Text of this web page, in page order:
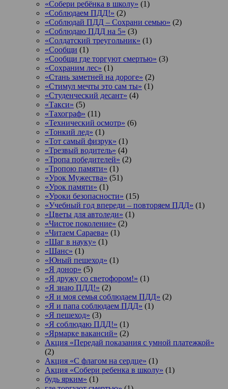
«Собери ребёнка в школу» (1)
«Соблюдаем ПДД!» (2)
«Соблюдай ПДД – Сохрани семью» (2)
«Соблюдаю ПДД на 5» (3)
«Солдатский треугольник» (1)
«Сообщи (1)
«Сообщи где торгуют смертью» (3)
«Сохраним лес» (1)
«Стань заметней на дороге» (2)
«Стимул мечты это сам ты» (1)
«Студенческий десант» (4)
«Такси» (5)
«Тахограф» (11)
«Технический осмотр» (6)
«Тонкий лед» (1)
«Тот самый физрук» (1)
«Трезвый водитель» (4)
«Тропа победителей» (2)
«Тропою памяти» (1)
«Урок Мужества» (51)
«Урок памяти» (1)
«Уроки безопасности» (15)
«Учебный год впереди – повторяем ПДД» (1)
«Цветы для автоледи» (1)
«Чистое поколение» (2)
«Читаем Сараева» (1)
«Шаг в науку» (1)
«Шанс» (1)
«Юный пешеход» (1)
«Я донор» (5)
«Я дружу со светофором!» (1)
«Я знаю ПДД!» (2)
«Я и моя семья соблюдаем ПДД» (2)
«Я и папа соблюдаем ПДД» (1)
«Я пешеход» (3)
«Я соблюдаю ПДД!» (1)
«Ярмарке вакансий» (2)
Акция «Передай показания с умной платежкой»
(2)
Акция «С флагом на сердце» (1)
Акция «Собери ребенка в школу» (1)
будь ярким» (1)